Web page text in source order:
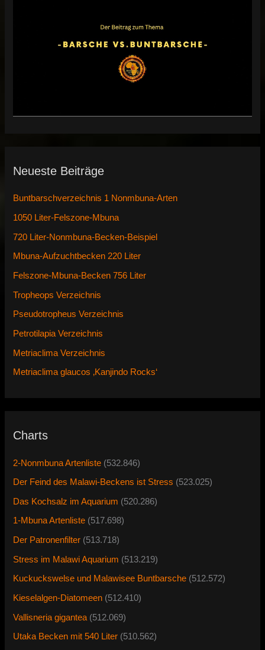
Neueste Beiträge
Buntbarschverzeichnis 1 Nonmbuna-Arten
1050 Liter-Felszone-Mbuna
720 Liter-Nonmbuna-Becken-Beispiel
Mbuna-Aufzuchtbecken 220 Liter
Felszone-Mbuna-Becken 756 Liter
Tropheops Verzeichnis
Pseudotropheus Verzeichnis
Petrotilapia Verzeichnis
Metriaclima Verzeichnis
Metriaclima glaucos ‚Kanjindo Rocks‘
Charts
2-Nonmbuna Artenliste (532.846)
Der Feind des Malawi-Beckens ist Stress (523.025)
Das Kochsalz im Aquarium (520.286)
1-Mbuna Artenliste (517.698)
Der Patronenfilter (513.718)
Stress im Malawi Aquarium (513.219)
Kuckuckswelse und Malawisee Buntbarsche (512.572)
Kieselalgen-Diatomeen (512.410)
Vallisneria gigantea (512.069)
Utaka Becken mit 540 Liter (510.562)